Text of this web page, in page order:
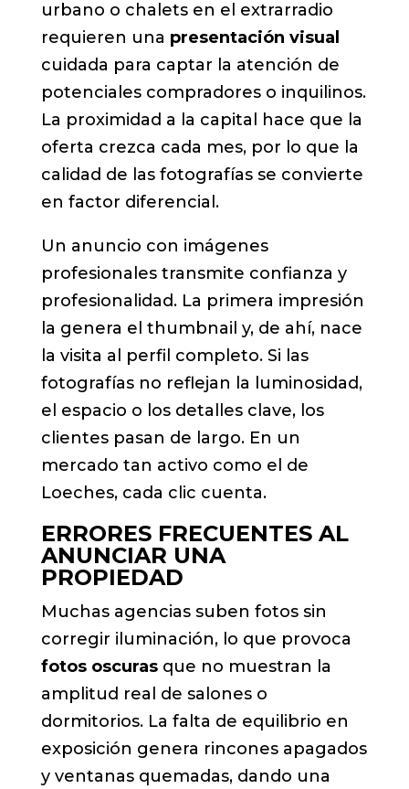
urbano o chalets en el extrarradio
requieren una presentación visual
cuidada para captar la atención de
potenciales compradores o inquilinos.
La proximidad a la capital hace que la
oferta crezca cada mes, por lo que la
calidad de las fotografías se convierte
en factor diferencial.
Un anuncio con imágenes
profesionales transmite confianza y
profesionalidad. La primera impresión
la genera el thumbnail y, de ahí, nace
la visita al perfil completo. Si las
fotografías no reflejan la luminosidad,
el espacio o los detalles clave, los
clientes pasan de largo. En un
mercado tan activo como el de
Loeches, cada clic cuenta.
ERRORES FRECUENTES AL
ANUNCIAR UNA
PROPIEDAD
Muchas agencias suben fotos sin
corregir iluminación, lo que provoca
fotos oscurasque no muestran la
amplitud real de salones o
dormitorios. La falta de equilibrio en
exposición genera rincones apagados
y ventanas quemadas, dando una